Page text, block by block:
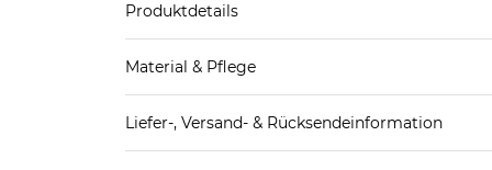
Produktdetails
Material & Pflege
Futter: 100% Polyamid
Wattierung: 75% Entendaunen, 25%
Liefer-, Versand- & Rücksendeinformation